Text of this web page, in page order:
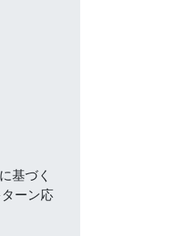
基づく
ーン応